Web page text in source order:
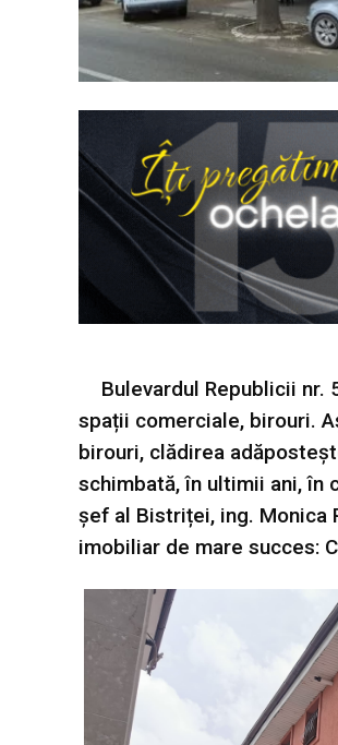
Bulevardul Republicii nr.
spații comerciale, birouri.
birouri, clădirea
schimbată, în ultimii ani, în
șef al Bistriței, ing. Monica
imobiliar de mare succes: